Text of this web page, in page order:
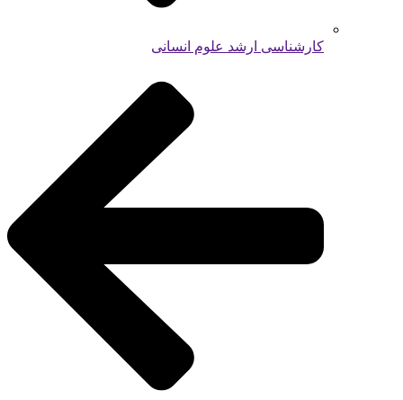
کارشناسی ارشد علوم انسانی